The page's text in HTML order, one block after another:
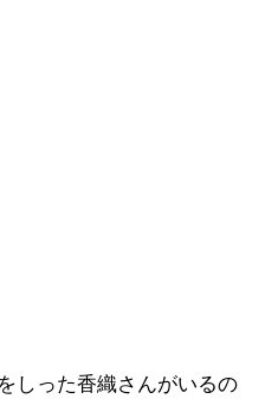
しった香織さんがいるの